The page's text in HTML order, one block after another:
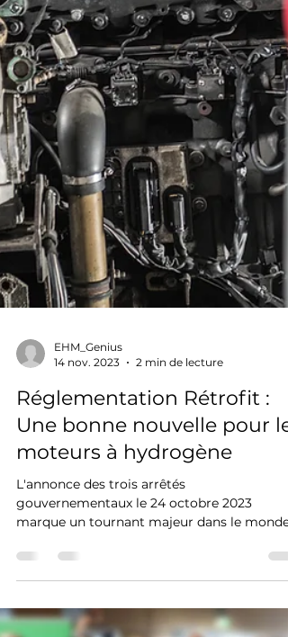
EHM_Genius
14 nov. 2023
2 min de lecture
Réglementation Rétrofit :
Une bonne nouvelle pour
moteurs à hydrogène